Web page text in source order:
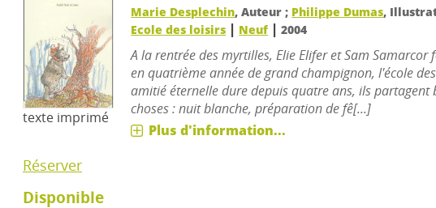
texte imprimé
Marie Desplechin, Auteur ; Philippe Dumas,
Ecole des loisirs | Neuf |2004
A la rentrée des myrtilles, Elie Elifer et Sam Samarcor
en quatrième année de grand champignon, l'école
amitié éternelle dure depuis quatre ans, ils partagent
choses : nuit blanche, préparation de fê[...]
Plus d'information...
Réserver
Disponible